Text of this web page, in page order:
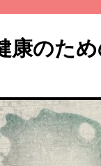
康のた